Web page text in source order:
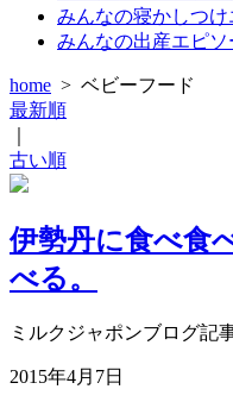
みんなの寝かしつけ
みんなの出産エピソ
home > ベビーフード
最新順
古い順
伊勢丹に食べ食
べる。
ミルクジャポンブログ記
2015年4月7日